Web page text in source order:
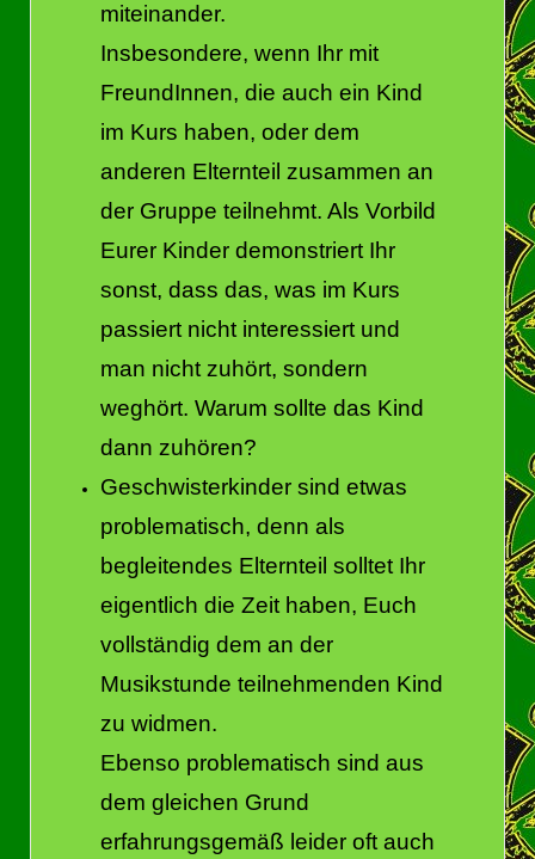
miteinander.
Insbesondere, wenn Ihr mit
FreundInnen, die auch ein Kind
im Kurs haben, oder dem
anderen Elternteil zusammen an
der Gruppe teilnehmt. Als Vorbild
Eurer Kinder demonstriert Ihr
sonst, dass das, was im Kurs
passiert nicht interessiert und
man nicht zuhört, sondern
weghört. Warum sollte das Kind
dann zuhören?
Geschwisterkinder sind etwas
problematisch, denn als
begleitendes Elternteil solltet Ihr
eigentlich die Zeit haben, Euch
vollständig dem an der
Musikstunde teilnehmenden Kind
zu widmen.
Ebenso problematisch sind aus
dem gleichen Grund
erfahrungsgemäß leider oft auch